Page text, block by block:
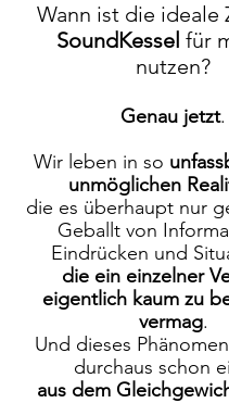
Wann ist die ideale
SoundKessel für
nutzen?
Genau jetzt.
Wir leben in so
unmöglichen
die es überhaupt nur
Geballt von
Eindrücken und
die ein einzelner
eigentlich kaum zu
vermag.
Und dieses
durchaus schon
aus dem